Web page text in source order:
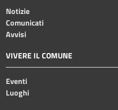
Notizie
Comunicati
Avvisi
VIVERE IL COMUNE
Eventi
Luoghi